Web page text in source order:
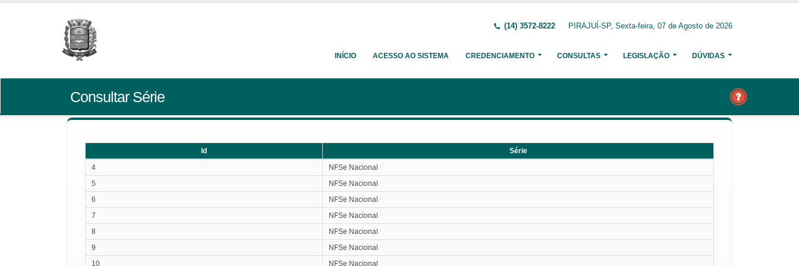
(14) 3572-8222 PIRAJUÍ-SP, Sexta-feira, 07 de Agosto de 2026
INÍCIO ACESSO AO SISTEMA CREDENCIAMENTO CONSULTAS LEGISLAÇÃO DÚVIDAS
Consultar Série
Id
Série
4
NFSe Nacional
5
NFSe Nacional
6
NFSe Nacional
7
NFSe Nacional
8
NFSe Nacional
9
NFSe Nacional
10
NFSe Nacional